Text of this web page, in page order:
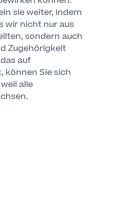
sie weiter, indem
wir nicht nur aus
sondern auch
Zugehörigkeit
auf
können Sie sich
alle